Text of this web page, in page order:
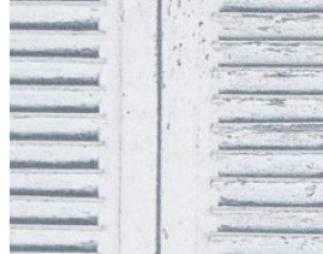
Плинтус
Плинтус гибкий
Полуколонны
Молдинги
Карнизы
Угловые элементы
Розетки
Карниз гибкий
Фасад
Дверной декор
Мавритания